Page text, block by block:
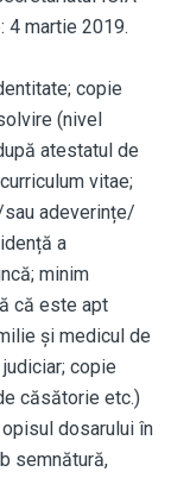
4 martie 2019.
copie
(nivel
atestatul de
vitae;
adeverințe/
a
minim
că este apt
și medicul de
copie
căsătorie etc.)
dosarului în
semnătură,